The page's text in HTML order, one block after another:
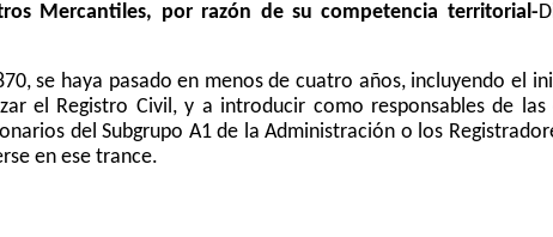
Mercantiles, por razón de su competencia territorial-
se haya pasado en menos de cuatro años, incluyendo el
el Registro Civil, y a introducir como responsables de las
del Subgrupo A1 de la Administración o los
en ese trance.